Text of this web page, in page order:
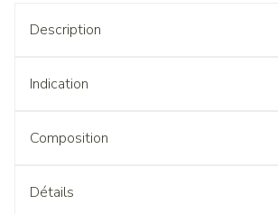
Description
Indication
Composition
Détails